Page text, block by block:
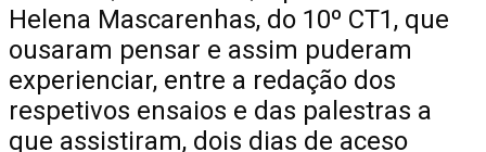
Helena Mascarenhas, do 10º CT1, que
ousaram pensar e assim puderam
experienciar, entre a redação dos
respetivos ensaios e das palestras a
que assistiram, dois dias de aceso